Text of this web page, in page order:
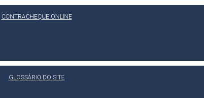
CONTRACHEQUE ONLINE
GLOSSÁRIO DO SITE